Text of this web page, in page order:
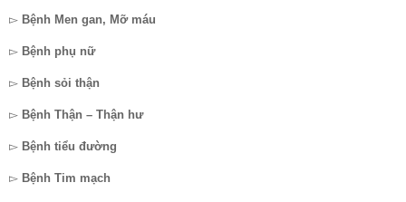
▻ Bệnh Men gan, Mỡ máu
▻ Bệnh phụ nữ
▻ Bệnh sỏi thận
▻ Bệnh Thận – Thận hư
▻ Bệnh tiểu đường
▻ Bệnh Tim mạch